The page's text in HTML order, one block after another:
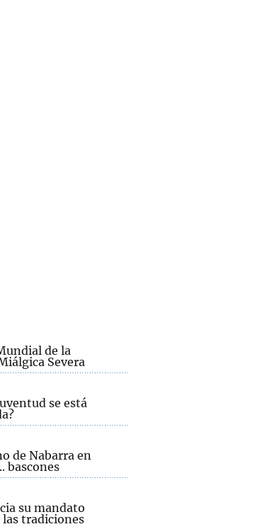
de la
Severa
se está
de Nabarra en
bascones
su mandato
tradiciones